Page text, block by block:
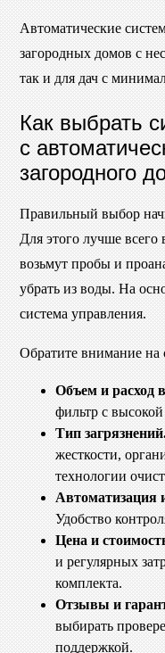
Автоматические
загородных домов с
так и для дач с
Как выбрать
с
загородного
Правильный выбор
Для этого лучше всего
возьмут пробы и
убрать из воды. На
система управления.
Обратите внимание
Объем и расход
фильтр с
Тип
жесткости,
технологии
Автоматизация
Удобство
Цена и
и регулярных
комплекта.
Отзывы и
выбирать
поддержкой.